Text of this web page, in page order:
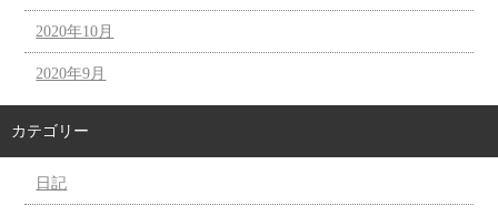
2020年10月
2020年9月
カテゴリー
日記